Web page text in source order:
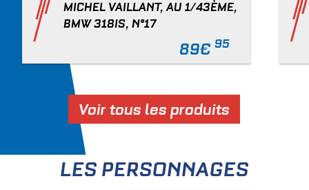
MICHEL VAILLANT, AU 1/43ÈME,
BMW 318IS, N°17
89€ 95
Voir tous les produits
LES PERSONNAGES